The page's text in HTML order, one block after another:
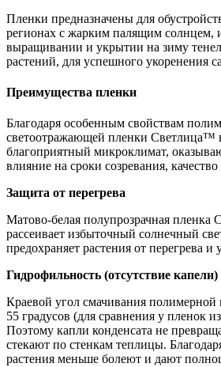
Пленки предназначены для
регионах с жарким палящим солнцем,
выращивании и укрытии на зиму
растений, для успешного укоренения
Преимущества пленки
Благодаря особенным свойствам
светоотражающей пленки Светлица™
благоприятный микроклимат,
влияние на сроки созревания,
Защита от перегрева
Матово-белая полупрозрачная пленка
рассеивает избыточный солнечный
предохраняет растения от перегрева и
Гидрофильность (отсутствие капели)
Краевой угол смачивания полимерной
55 градусов (для сравнения у пленок
Поэтому капли конденсата не
стекают по стенкам теплицы.
растения меньше болеют и дают